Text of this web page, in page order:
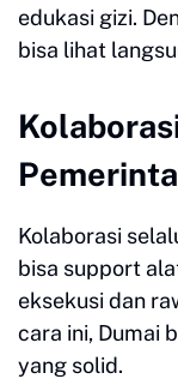
edukasi gizi.
bisa lihat
Kolaborasi
bisa support
eksekusi dan
cara ini, Dumai
yang solid.